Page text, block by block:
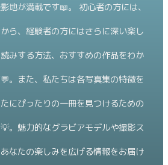
地が満載です📖。 初心者の方には、
ら、経験者の方にはさらに深い楽し
みする方法、おすすめの作品をわか
。また、私たちは各写真集の特徴を
にぴったりの一冊を見つけるための
。魅力的なグラビアモデルや撮影ス
なたの楽しみを広げる情報をお届け